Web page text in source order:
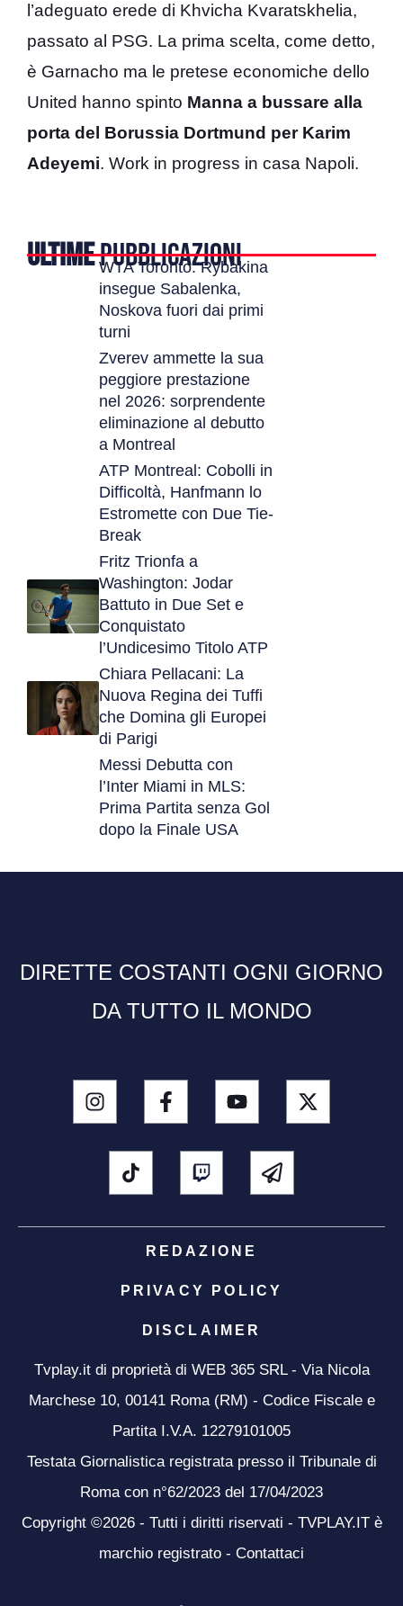
l’adeguato erede di Khvicha Kvaratskhelia,
passato al PSG. La prima scelta, come detto,
è Garnacho ma le pretese economiche dello
United hanno spinto Manna a bussare alla
porta del Borussia Dortmund per Karim
Adeyemi. Work in progress in casa Napoli.
ULTIMEPUBBLICAZIONI
WTA Toronto: Rybakina
insegue Sabalenka,
Noskova fuori dai primi
turni
Zverev ammette la sua
peggiore prestazione
nel 2026: sorprendente
eliminazione al debutto
a Montreal
ATP Montreal: Cobolli in
Difficoltà, Hanfmann lo
Estromette con Due Tie-
Break
Fritz Trionfa a
Washington: Jodar
Battuto in Due Set e
Conquistato
l’Undicesimo Titolo ATP
Chiara Pellacani: La
Nuova Regina dei Tuffi
che Domina gli Europei
di Parigi
Messi Debutta con
l’Inter Miami in MLS:
Prima Partita senza Gol
dopo la Finale USA
DIRETTE COSTANTI OGNI GIORNO
DA TUTTO IL MONDO
REDAZIONE
PRIVACY POLICY
DISCLAIMER
Tvplay.it di proprietà di WEB 365 SRL - Via Nicola
Marchese 10, 00141 Roma (RM) - Codice Fiscale e
Partita I.V.A. 12279101005
Testata Giornalistica registrata presso il Tribunale di
Roma con n°62/2023 del 17/04/2023
Copyright ©2026 - Tutti i diritti riservati - TVPLAY.IT è
marchio registrato - Contattaci